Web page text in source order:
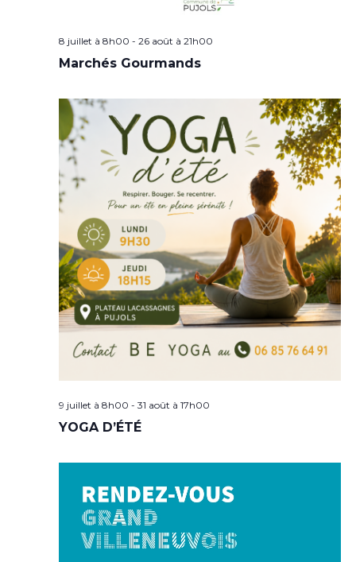
8 juillet à 8h00 - 26 août à 21h00
Marchés Gourmands
9 juillet à 8h00 - 31 août à 17h00
YOGA D’ÉTÉ